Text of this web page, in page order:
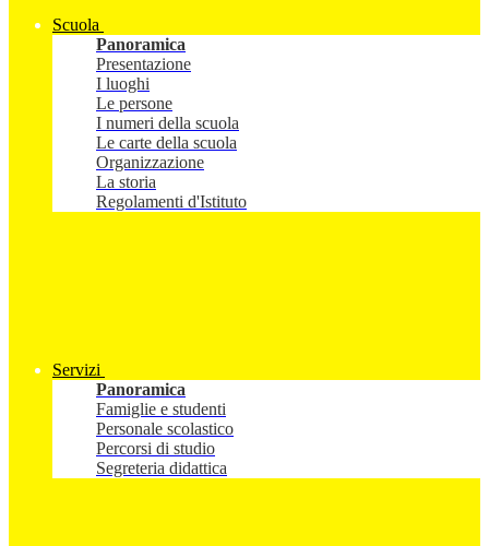
Scuola
Panoramica
Presentazione
I luoghi
Le persone
I numeri della scuola
Le carte della scuola
Organizzazione
La storia
Regolamenti d'Istituto
Servizi
Panoramica
Famiglie e studenti
Personale scolastico
Percorsi di studio
Segreteria didattica